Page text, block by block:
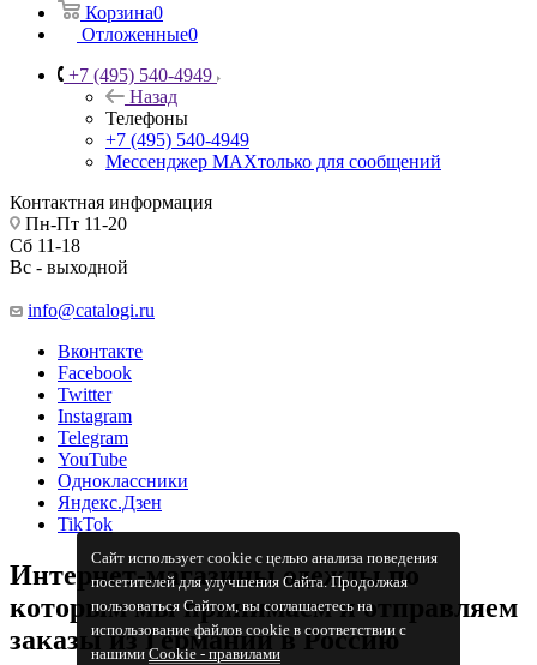
Сайт использует cookie с целью анализа поведения
посетителей для улучшения Сайта. Продолжая
пользоваться Сайтом, вы соглашаетесь на
использование файлов cookie в соответствии с
нашимиCookiе - правилами
Корзина0
Отложенные0
+7 (495) 540-4949
Назад
Телефоны
+7 (495) 540-4949
Мессенджер МАХтолько для сообщений
Контактная информация
Пн-Пт 11-20
Сб 11-18
Вс - выходной
info@catalogi.ru
Вконтакте
Facebook
Twitter
Instagram
Telegram
YouTube
Одноклассники
Яндекс.Дзен
TikTok
Интернет-магазины одежды по
которым мы принимаем и отправляем
заказы из Германии в Россию